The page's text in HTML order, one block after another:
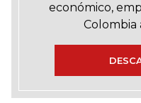
económico,
Colombia